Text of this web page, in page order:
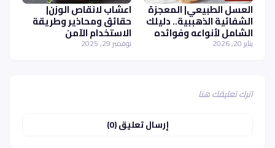
العسل الطبيعي| المعجزة
الشفائية الذهببية.. دليلك
الشامل لأنواعه وفوائده
والاستثمار فيه
يناير 20, 2026
اعشاب لانقاص الوزن|
حقائق ومحاذير وطريقة
الاستخدام الآمن
نوفمبر 29, 2025
اترك تعليقك هنا
إرسال تعليق (0)